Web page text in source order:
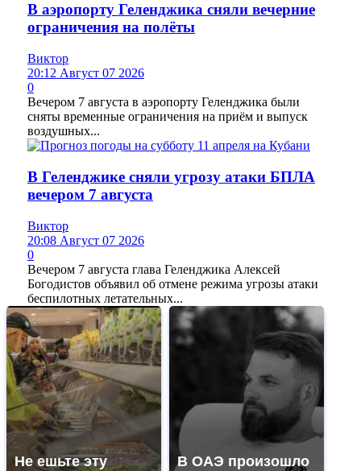
В аэропорту Геленджика сняли вечерние
ограничения на полёты
Виктор
20:12 Август 07 2026
0
Вечером 7 августа в аэропорту Геленджика были
сняты временные ограничения на приём и выпуск
воздушных...
В Геленджике сняли угрозу атаки БПЛА
вечером 7 августа
Виктор
20:08 Август 07 2026
0
Вечером 7 августа глава Геленджика Алексей
Богодистов объявил об отмене режима угрозы атаки
беспилотных летательных...
Не ешьте эту
В ОАЭ произошло